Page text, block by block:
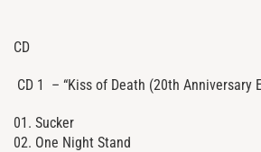
CD
CD 1 – “Kiss of Death (20th Anniversary
01. Sucker
02. One Night Stand